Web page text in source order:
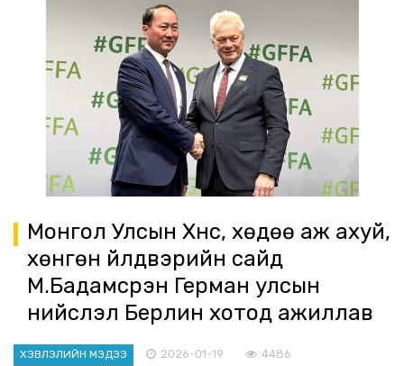
Монгол Улсын Хүнс, хөдөө аж ахуй,
хөнгөн үйлдвэрийн сайд
М.Бадамсүрэн Герман улсын
нийслэл Берлин хотод ажиллав
ХЭВЛЭЛИЙН МЭДЭЭ 2026-01-19 4486